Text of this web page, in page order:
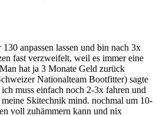
anpassen lassen und bin nach 3x
fast verzweifelt, weil es immer eine
hat ja 3 Monate Geld zurück
Nationalteam Bootfitter) sagte
muss einfach noch 2-3x fahren und
Skitechnik mind. nochmal um 10-
voll zuhämmern kann und nix